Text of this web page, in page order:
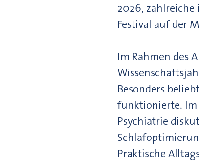
2026, zahlreiche
Festival auf der
Im Rahmen des
Besonders
funktionierte. Im
Psychiatrie
Praktische